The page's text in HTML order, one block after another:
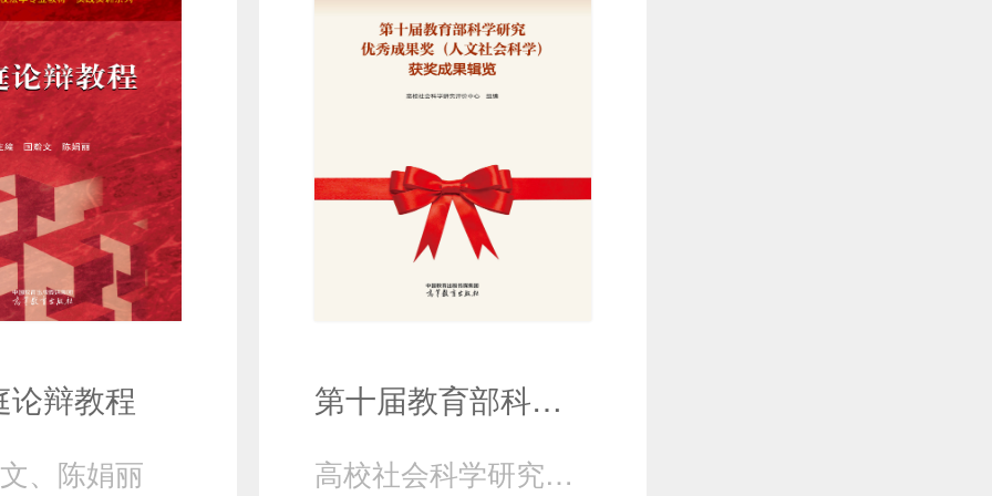
论辩教程
、陈娟丽
第十届教育部科学研究优秀成果奖（人文社会科学）获奖成果辑览
高校社会科学研究评价中心 组编